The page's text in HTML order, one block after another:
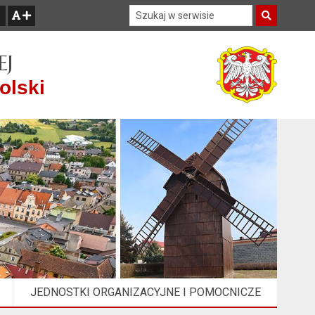
JEDNOSTKI ORGANIZACYJNE I POMOCNICZE